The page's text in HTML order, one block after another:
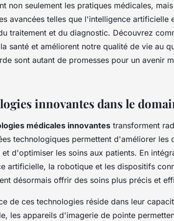
non seulement les pratiques médicales,
avancées telles que l'intelligence artificielle
traitement et du diagnostic. Découvrez
santé et améliorent notre qualité de vie au
sont autant de promesses pour un avenir
innovantes dans le
médicales innovantes transforment
technologiques permettent d'améliorer les
et d'optimiser les soins aux patients. En
artificielle, la robotique et les dispositifs
désormais offrir des soins plus précis et
de ces technologies réside dans leur
les appareils d'imagerie de pointe